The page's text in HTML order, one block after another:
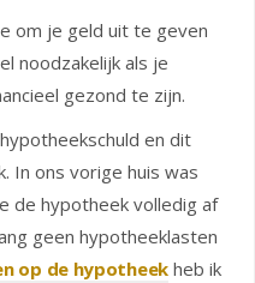
om je geld uit te geven
noodzakelijk als je
gezond te zijn.
en dit
In ons vorige huis was
de hypotheek volledig af
geen hypotheeklasten
op de hypotheek heb ik